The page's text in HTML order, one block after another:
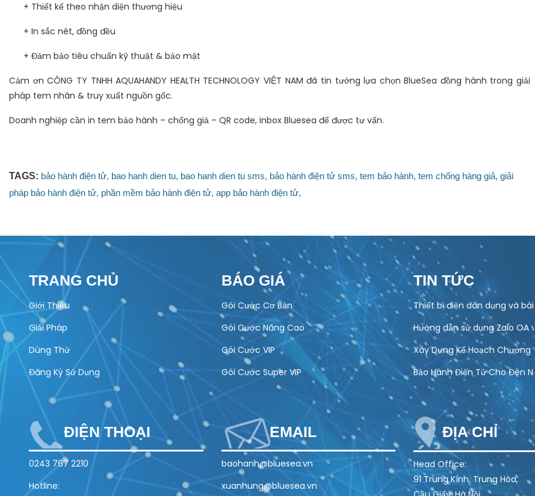
+ Thiết kế theo nhận diện thương hiệu
+ In sắc nét, đồng đều
+ Đảm bảo tiêu chuẩn kỹ thuật & bảo mật
Cảm ơn CÔNG TY TNHH AQUAHANDY HEALTH TECHNOLOGY VIỆT NAM đã tin tưởng lựa chọn BlueSea đồng hành trong giải
pháp tem nhãn & truy xuất nguồn gốc.
Doanh nghiệp cần in tem bảo hành – chống giả – QR code, inbox Bluesea để được tư vấn.
TAGS: bảo hành điện tử, bao hanh dien tu, bao hanh dien tu sms, bảo hành điện tử sms, tem bảo hành, tem chống hàng giả, giải
pháp bảo hành điện tử, phần mềm bảo hành điện tử, app bảo hành điện tử,
TRANG CHỦ
Giới Thiệu
Giải Pháp
Dùng Thử
Đăng Ký Sử Dụng
BÁO GIÁ
Gói Cước Cơ Bản
Gói Cước Nâng Cao
Gói Cước VIP
Gói Cước Super VIP
TIN TỨC
Thiết bị điện dân dụng và
Hướng dẫn sử dụng Zalo
Xây Dựng Kế Hoạch Chương
Bảo Hành Điện Tử Cho Đèn
ĐIỆN THOẠI
0243 767 2210
Hotline:
EMAIL
baohanh@bluesea.vn
xuanhung@bluesea.vn
ĐỊA CHỈ
Head Office:
91 Trung Kính, Trung Hòa,